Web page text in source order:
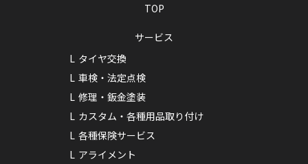
TOP
サービス
タイヤ交換
車検・法定点検
修理・鈑金塗装
カスタム・各種用品取り付け
各種保険サービス
アライメント